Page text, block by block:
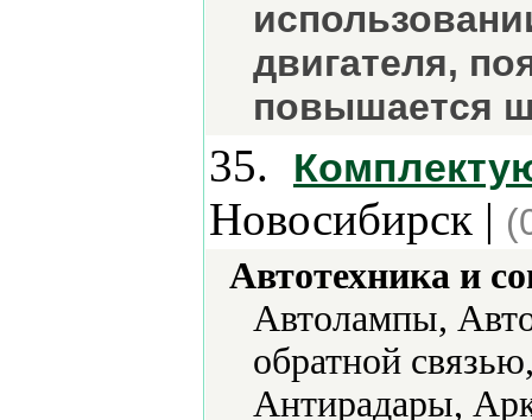
двигателя,
повышается
35.
Новосибирск |
Автотехника и
Автолампы,
обратной
Антирадары,